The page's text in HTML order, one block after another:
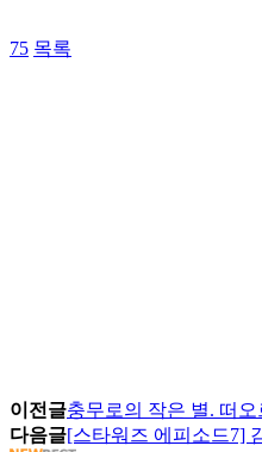
75 목록
이전글충무로의 작은 별. 떠
다음글[스타워즈 에피소드7]